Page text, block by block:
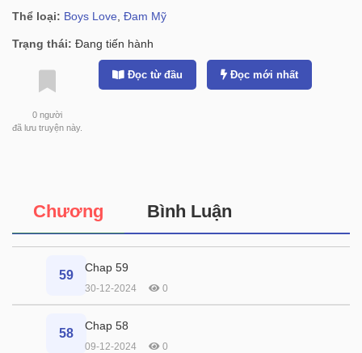
Thể loại: Boys Love Đam Mỹ
Trạng thái: Đang tiến hành
0 người
đã lưu truyện này.
Đọc từ đầu Đọc mới nhất
Chương Bình Luận
59
Chap 59
30-12-2024 0
58
Chap 58
09-12-2024 0